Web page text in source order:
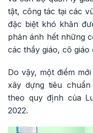
tật, công tác tại các
đặc biệt khó khăn
phản ánh hết những
các thầy giáo, cô
Do vậy, một điểm
xây dựng tiêu
theo quy định của
2022.